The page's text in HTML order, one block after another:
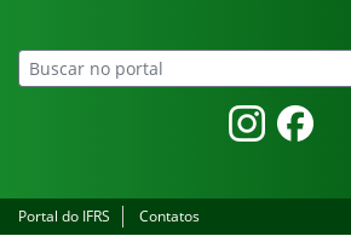
InstagramFacebook
Portal do IFRS Contatos